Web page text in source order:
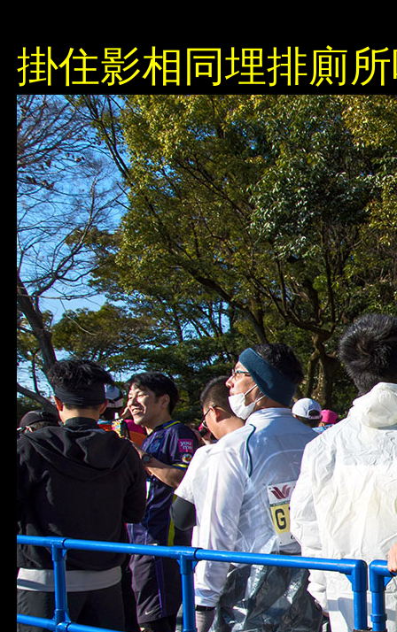
掛住影相同埋排廁